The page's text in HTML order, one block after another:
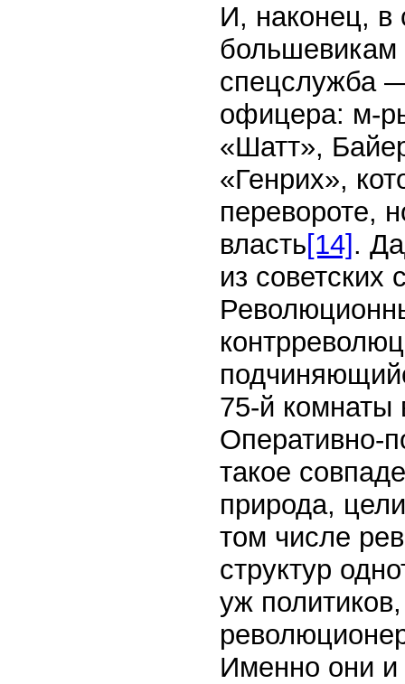
И, наконец, в
большевикам
спецслужба
офицера: м-
«Шатт»,
«Генрих»,
перевороте,
власть[14] .
из
75-й комнаты
Оперативно-
такое
природа,
том числе
структур
уж
Именно они и